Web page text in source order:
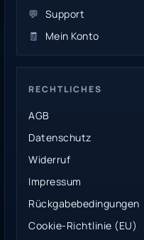
💬 Support
🧾
Mein Konto
RECHTLICHES
AGB
Datenschutz
Widerruf
Impressum
Rückgabebedingungen
Cookie-Richtlinie (EU)